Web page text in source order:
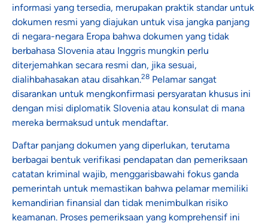
informasi yang tersedia, merupakan praktik standar untuk
dokumen resmi yang diajukan untuk visa jangka panjang
di negara-negara Eropa bahwa dokumen yang tidak
berbahasa Slovenia atau Inggris mungkin perlu
diterjemahkan secara resmi dan, jika sesuai,
dialihbahasakan atau disahkan.28 Pelamar sangat
disarankan untuk mengkonfirmasi persyaratan khusus ini
dengan misi diplomatik Slovenia atau konsulat di mana
mereka bermaksud untuk mendaftar.
Daftar panjang dokumen yang diperlukan, terutama
berbagai bentuk verifikasi pendapatan dan pemeriksaan
catatan kriminal wajib, menggarisbawahi fokus ganda
pemerintah untuk memastikan bahwa pelamar memiliki
kemandirian finansial dan tidak menimbulkan risiko
keamanan. Proses pemeriksaan yang komprehensif ini